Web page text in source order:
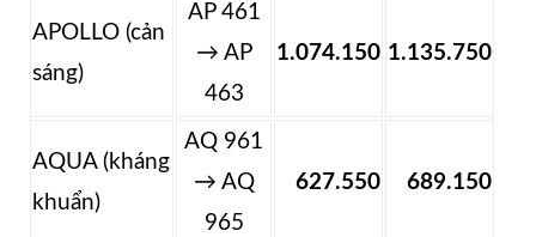
APOLLO (cản
sáng)
AP 461
→ AP
463
1.074.150 1.135.750
AQUA (kháng
khuẩn)
AQ 961
→ AQ
965
627.550 689.150